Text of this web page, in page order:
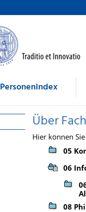
Personenindex
Über
Hier können
05
06
08